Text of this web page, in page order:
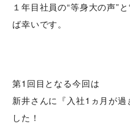
１年目社員の“等身大の声”
ば幸いです。
第1回目となる今回は
新井さんに『入社1ヵ月が
した！